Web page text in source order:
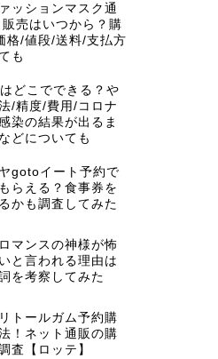
ッションマスク通
売はいつから？購
格/値段/送料/支払方
も
どこでできる？や
/精度/費用/コロナ
染の結果が出るま
どについても
gotoイート予約で
らえる？食事券を
かも調査してみた
マンスの神様が怖
と言われる理由は
を考察してみた
トールガム予約購
！ネット通販の購
査【ロッテ】